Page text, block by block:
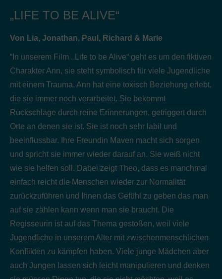
„LIFE TO BE ALIVE“
Von Lia, Jonathan, Paul, Richard & Marie
“In unserem Film ,,Life to be Alive“ geht es um den fiktiven
Charakter Ann, sie steht symbolisch für viele Jugendliche
mit einem Trauma. Ann hat eine toxisch Beziehung erlebt,
die sie immer noch verarbeitet. Sie bekommt
Rückschläge durch reine Erinnerungen, getriggert durch
Orte an denen sie ist. Sie ist noch sehr labil und
beeinflussbar. Ihre Freundin Maven macht sich sorgen
und spricht sie immer wieder darauf an. Sie weiß nicht
wie sie helfen soll. Dabei zeigt Theo, dass es manchmal
einfach reicht die Menschen wieder zur Normalität
zurückzuführen und Ihnen das Gefühl zu geben das man
auf sie zählen kann wenn man sie braucht. Die
Regisseurin ist auf das Thema gestoßen, weil viele
Jugendliche in unserem Alter mit zwischenmenschlichen
Konflikten zu kämpfen haben. Viele junge Mädchen aber
auch Jungen lassen sich leicht manipulieren und denken